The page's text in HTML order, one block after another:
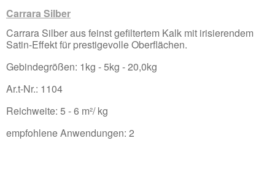
Carrara Silber
Carrara Silber aus feinst gefiltertem Kalk mit irisierendem
Satin-Effekt für prestigevolle Oberflächen.
Gebindegrößen: 1kg - 5kg - 20,0kg
Ar.t-Nr.: 1104
Reichweite: 5 - 6 m²/ kg
empfohlene Anwendungen: 2